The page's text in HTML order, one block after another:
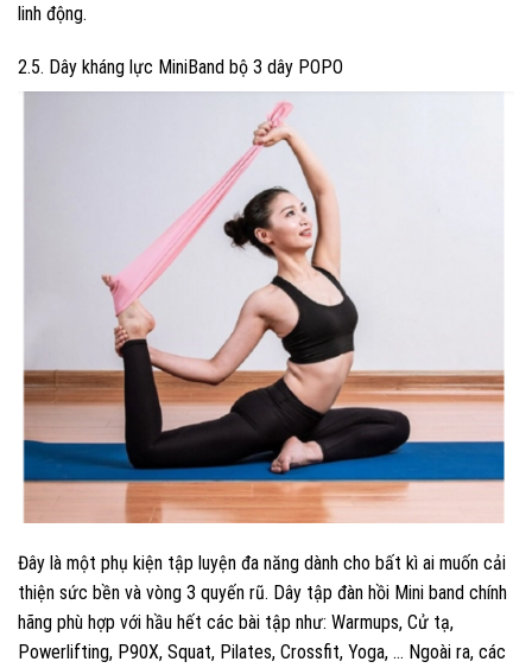
linh động.
2.5. Dây kháng lực MiniBand bộ 3 dây POPO
Đây là một phụ kiện tập luyện đa năng dành cho bất kì ai muốn cải
thiện sức bền và vòng 3 quyến rũ. Dây tập đàn hồi Mini band chính
hãng phù hợp với hầu hết các bài tập như: Warmups, Cử tạ,
Powerlifting, P90X, Squat, Pilates, Crossfit, Yoga, … Ngoài ra, các